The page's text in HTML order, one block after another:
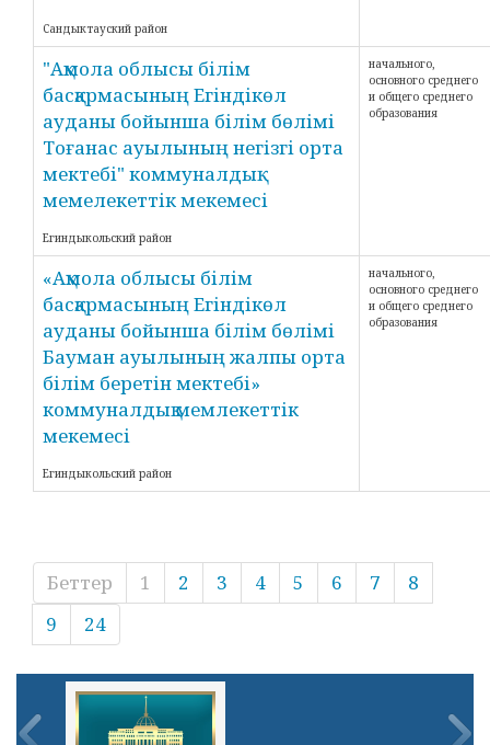
Сандыктауский район
"Ақмола облысы білім
басқармасының Егіндікөл
ауданы бойынша білім бөлімі
Тоғанас ауылының негізгі орта
мектебі" коммуналдық
мемелекеттік мекемесі
Егиндыкольский район
начального,
основного среднего
и общего среднего
образования
«Ақмола облысы білім
басқармасының Егіндікөл
ауданы бойынша білім бөлімі
Бауман ауылының жалпы орта
білім беретін мектебі»
коммуналдық мемлекеттік
мекемесі
Егиндыкольский район
начального,
основного среднего
и общего среднего
образования
Беттер 1 2 3 4 5 6 7
8
9
24